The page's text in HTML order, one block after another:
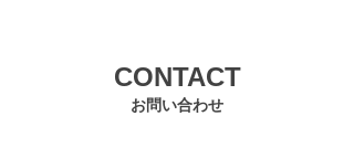
お問い合わせ
CONTACT